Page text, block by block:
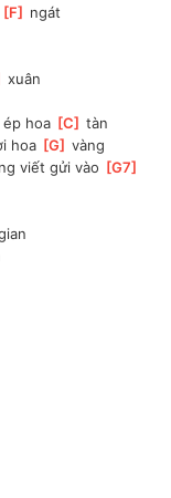
[F
ngát
] xuân
hoa [C ] tàn
hoa [G ] vàng
viết gửi vào [G7